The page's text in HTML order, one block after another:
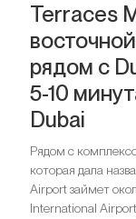
Terraces
рядом с
5-10
Dubai
Рядом с
которая дала
Airport займет
International